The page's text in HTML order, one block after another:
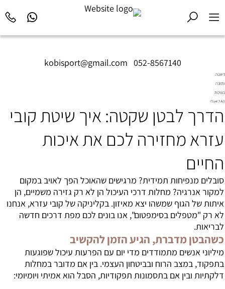
kobisport@gmail.com 052-8567140
דיאטה
ותזונה
בשיטת
Diet2All:
המושלם.
הדרך לבטן שקטה: איך שיטת קובי
עזרא מחזירה לכם את איכות
החיים
סובלים מנפיחות תמידית? מרגישים שהאוכל הפך לאויב במקום
למקור אנרגיה? מחלות דרכי העיכול הן לא רק גזירה משמיים, הן
איתות של הגוף שמשהו יצא מאיזון. בקליניקה של קובי עזרא, אנחנו
לא רק "מטפלים בסימפטום", אנו בונים לכם מפת דרכים חדשה
לבריאות.
כשהבטן מדברת, הגיע הזמן להקשיב
מיליוני אנשים מתמודדים מדי יום עם הפרעות עיכול שפוגעות
בתפקוד, במצב הרוח ובביטחון העצמי. בין אם מדובר במחלות
דלקתיות ובין אם בתסמונות תפקודיות, הסבל הוא אמיתי ויומיומי: